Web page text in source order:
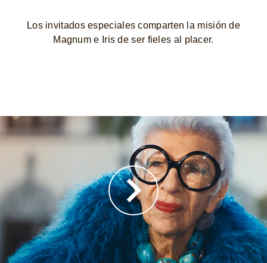
Los invitados especiales comparten la misión de
Magnum e Iris de ser fieles al placer.